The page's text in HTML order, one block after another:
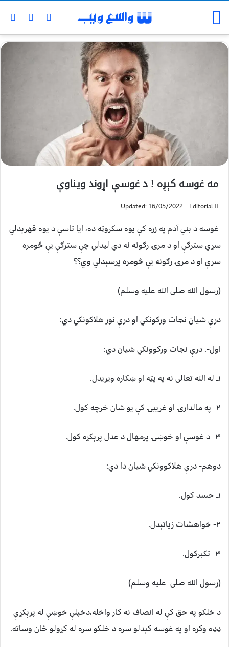
مه غوسه کېږه ! د غوسې اړوند ویناوې
Editorial
Updated: 16/05/2022
غوسه د بني آدم په زړه کې یوه سکروټه ده، ایا تاسې د یوه قهرېدلي
سړي سترګې او د مرۍ رګونه نه دي لیدلي چې سترګې یې څومره
سرې او د مرۍ رګونه یې څومره پړسېدلي وي؟؟
(رسول الله صلی الله علیه وسلم)
درې شیان نجات ورکونکي او درې نور هلاکونکي دي:
اول-. درې نجات ورکوونکي شیان دي:
۱ــ له الله تعالی نه په پټه او ښکاره ویریدل.
۲- په مالدارۍ او غریبۍ کې یو شان خرچه کول.
۳- د غوسې او خوښۍ پرمهال د عدل پرېکړه کول.
دوهم- درې هلاکوونکي شیان دا دي:
۱ــ حسد کول.
۲- خواهشات زیاتېدل.
۳- تکبرکول.
(رسول الله صلی علیه وسلم)
د خلکو په حق کې له انصاف نه کار واخله،دخپلې خوښې له پرېکړې
ډډه وکړه او په غوسه کېدلو سره د خلکو سره له کړولو ځان وساته.